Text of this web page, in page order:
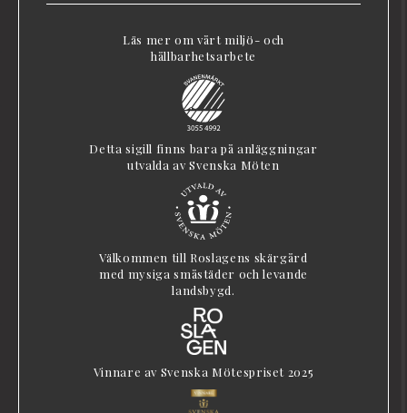
Läs mer om vårt miljö- och
hållbarhetsarbete
Detta sigill finns bara på anläggningar
utvalda av Svenska Möten
Välkommen till Roslagens skärgård
med mysiga småstäder och levande
landsbygd.
Vinnare av Svenska Mötespriset 2025